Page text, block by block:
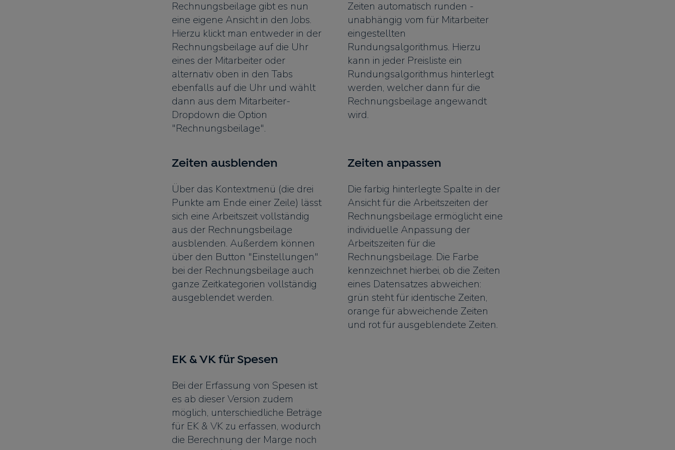
Rechnungsbeilage gibt es nun
eine eigene Ansicht in den Jobs.
Hierzu klickt man entweder in der
Rechnungsbeilage auf die Uhr
eines der Mitarbeiter oder
alternativ oben in den Tabs
ebenfalls auf die Uhr und wählt
dann aus dem Mitarbeiter-
Dropdown die Option
"Rechnungsbeilage".
Zeiten automatisch runden -
unabhängig vom für Mitarbeiter
eingestellten
Rundungsalgorithmus. Hierzu
kann in jeder Preisliste ein
Rundungsalgorithmus hinterlegt
werden, welcher dann für die
Rechnungsbeilage angewandt
wird.
Zeiten ausblenden
Über das Kontextmenü (die drei
Punkte am Ende einer Zeile) lässt
sich eine Arbeitszeit vollständig
aus der Rechnungsbeilage
ausblenden. Außerdem können
über den Button "Einstellungen"
bei der Rechnungsbeilage auch
ganze Zeitkategorien vollständig
ausgeblendet werden.
Zeiten anpassen
Die farbig hinterlegte Spalte in der
Ansicht für die Arbeitszeiten der
Rechnungsbeilage ermöglicht eine
individuelle Anpassung der
Arbeitszeiten für die
Rechnungsbeilage. Die Farbe
kennzeichnet hierbei, ob die Zeiten
eines Datensatzes abweichen:
grün steht für identische Zeiten,
orange für abweichende Zeiten
und rot für ausgeblendete Zeiten.
EK & VK für Spesen
Bei der Erfassung von Spesen ist
es ab dieser Version zudem
möglich, unterschiedliche Beträge
für EK & VK zu erfassen, wodurch
die Berechnung der Marge noch